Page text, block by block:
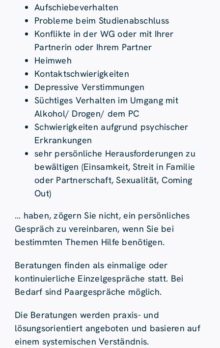
Aufschiebeverhalten
Probleme beim Studienabschluss
Konflikte in der WG oder mit Ihrer
Partnerin oder Ihrem Partner
Heimweh
Kontaktschwierigkeiten
Depressive Verstimmungen
Süchtiges Verhalten im Umgang mit
Alkohol/ Drogen/ dem PC
Schwierigkeiten aufgrund psychischer
Erkrankungen
sehr persönliche Herausforderungen zu
bewältigen (Einsamkeit, Streit in Familie
oder Partnerschaft, Sexualität, Coming
Out)
… haben, zögern Sie nicht, ein persönliches
Gespräch zu vereinbaren, wenn Sie bei
bestimmten Themen Hilfe benötigen.
Beratungen finden als einmalige oder
kontinuierliche Einzelgespräche statt. Bei
Bedarf sind Paargespräche möglich.
Die Beratungen werden praxis- und
lösungsorientiert angeboten und basieren auf
einem systemischen Verständnis.